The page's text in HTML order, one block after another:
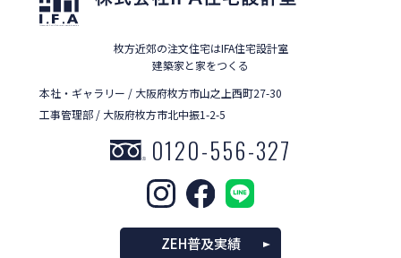
枚方近郊の注文住宅はIFA住宅設計室
建築家と家をつくる
本社・ギャラリー / 大阪府枚方市山之上西町27-30
工事管理部 / 大阪府枚方市北中振1-2-5
0120-556-327
ZEH普及実績